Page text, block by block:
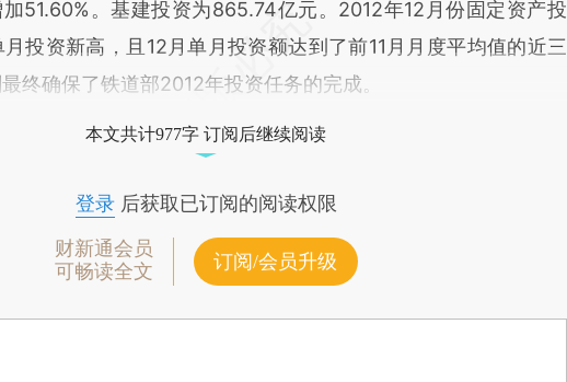
51.60%。基建投资为865.74亿元。2012年12月份固定资产投
投资新高，且12月单月投资额达到了前11月月度平均值的近三
终确保了铁道部2012年投资任务的完成。
本文共计977字 订阅后继续阅读
登录后获取已订阅的阅读权限
财新通会员
可畅读全文
订阅/会员升级